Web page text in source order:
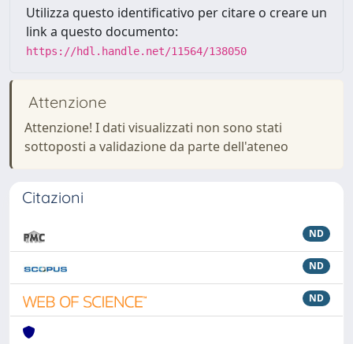
Utilizza questo identificativo per citare o creare un
link a questo documento:
https://hdl.handle.net/11564/138050
Attenzione
Attenzione! I dati visualizzati non sono stati
sottoposti a validazione da parte dell'ateneo
Citazioni
ND
ND
ND